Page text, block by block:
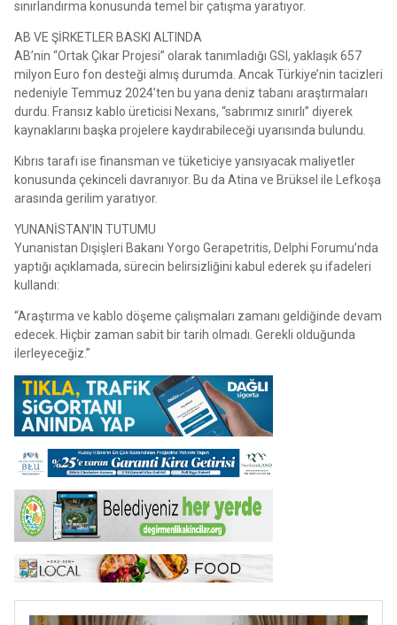
sınırlandırma konusunda temel bir çatışma yaratıyor.
AB VE ŞİRKETLER BASKI ALTINDA
AB’nin “Ortak Çıkar Projesi” olarak tanımladığı GSI, yaklaşık 657
milyon Euro fon desteği almış durumda. Ancak Türkiye’nin tacizleri
nedeniyle Temmuz 2024’ten bu yana deniz tabanı araştırmaları
durdu. Fransız kablo üreticisi Nexans, “sabrımız sınırlı” diyerek
kaynaklarını başka projelere kaydırabileceği uyarısında bulundu.
Kıbrıs tarafı ise finansman ve tüketiciye yansıyacak maliyetler
konusunda çekinceli davranıyor. Bu da Atina ve Brüksel ile Lefkoşa
arasında gerilim yaratıyor.
YUNANİSTAN’IN TUTUMU
Yunanistan Dışişleri Bakanı Yorgo Gerapetritis, Delphi Forumu’nda
yaptığı açıklamada, sürecin belirsizliğini kabul ederek şu ifadeleri
kullandı:
“Araştırma ve kablo döşeme çalışmaları zamanı geldiğinde devam
edecek. Hiçbir zaman sabit bir tarih olmadı. Gerekli olduğunda
ilerleyeceğiz.”